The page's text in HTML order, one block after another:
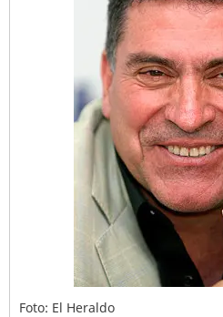
Foto: El Heraldo